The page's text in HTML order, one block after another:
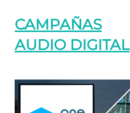
CAMPAÑAS
AUDIO DIGITAL